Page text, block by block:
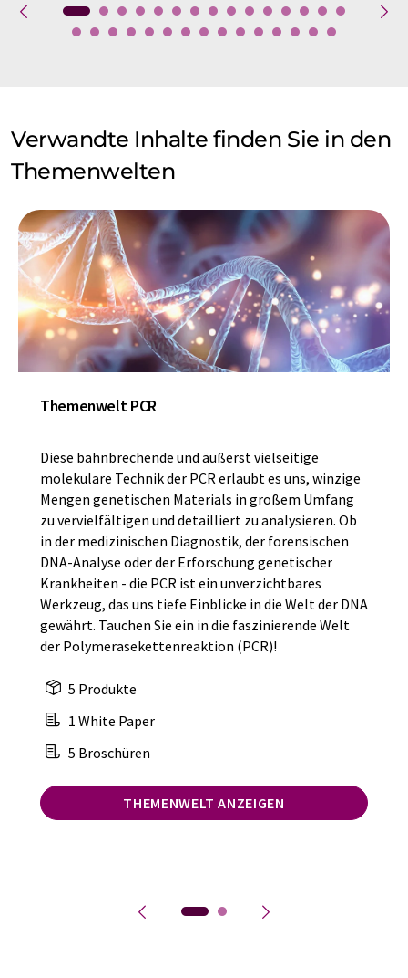
Verwandte Inhalte finden Sie in den
Themenwelten
Themenwelt PCR
Diese bahnbrechende und äußerst vielseitige
molekulare Technik der PCR erlaubt es uns, winzige
Mengen genetischen Materials in großem Umfang
zu vervielfältigen und detailliert zu analysieren. Ob
in der medizinischen Diagnostik, der forensischen
DNA-Analyse oder der Erforschung genetischer
Krankheiten - die PCR ist ein unverzichtbares
Werkzeug, das uns tiefe Einblicke in die Welt der DNA
gewährt. Tauchen Sie ein in die faszinierende Welt
der Polymerasekettenreaktion (PCR)!
5 Produkte
1 White Paper
5 Broschüren
THEMENWELT ANZEIGEN